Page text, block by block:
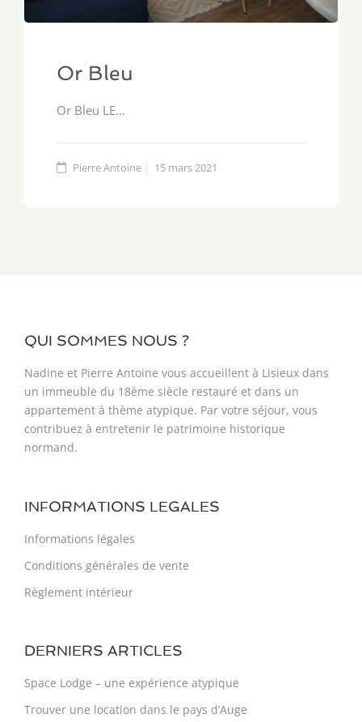
Or Bleu
Or Bleu LE…
Pierre Antoine 15 mars 2021
QUI SOMMES NOUS ?
Nadine et Pierre Antoine vous accueillent à Lisieux dans
un immeuble du 18ème siècle restauré et dans un
appartement à thème atypique. Par votre séjour, vous
contribuez à entretenir le patrimoine historique
normand.
INFORMATIONS LEGALES
Informations légales
Conditions générales de vente
Règlement intérieur
DERNIERS ARTICLES
Space Lodge – une expérience atypique​
Trouver une location dans le pays d’Auge